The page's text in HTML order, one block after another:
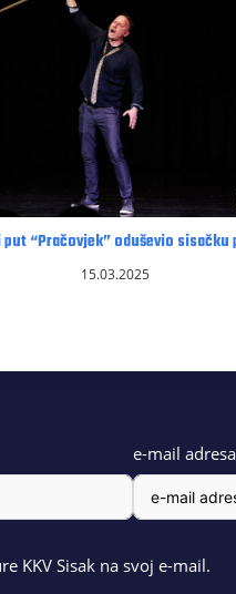
“Pračovjek” oduševio sisačku
15.03.2025
e-mail adresa
KKV Sisak na svoj e-mail.